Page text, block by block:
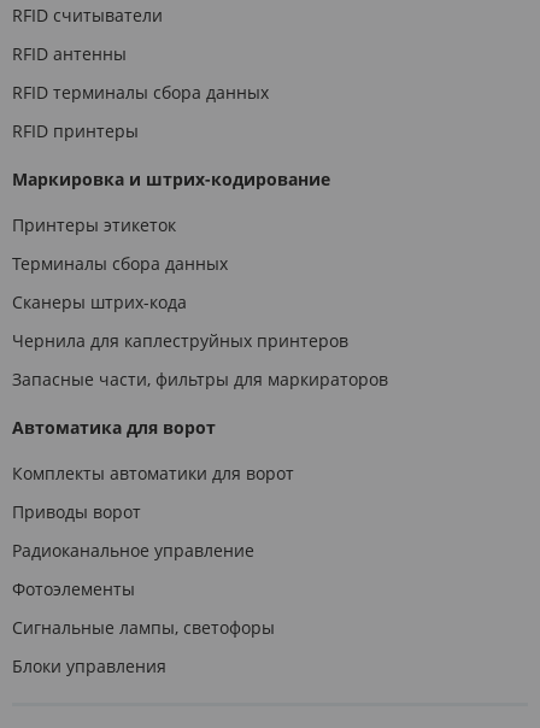
RFID считыватели
RFID антенны
RFID терминалы сбора данных
RFID принтеры
Маркировка и штрих-кодирование
Принтеры этикеток
Терминалы сбора данных
Сканеры штрих-кода
Чернила для каплеструйных принтеров
Запасные части, фильтры для маркираторов
Автоматика для ворот
Комплекты автоматики для ворот
Приводы ворот
Радиоканальное управление
Фотоэлементы
Сигнальные лампы, светофоры
Блоки управления